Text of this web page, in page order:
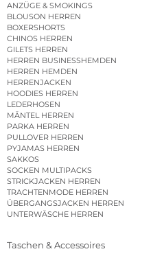
ANZÜGE & SMOKINGS
BLOUSON HERREN
BOXERSHORTS
CHINOS HERREN
GILETS HERREN
HERREN BUSINESSHEMDEN
HERREN HEMDEN
HERRENJACKEN
HOODIES HERREN
LEDERHOSEN
MÄNTEL HERREN
PARKA HERREN
PULLOVER HERREN
PYJAMAS HERREN
SAKKOS
SOCKEN MULTIPACKS
STRICKJACKEN HERREN
TRACHTENMODE HERREN
ÜBERGANGSJACKEN HERREN
UNTERWÄSCHE HERREN
Taschen & Accessoires